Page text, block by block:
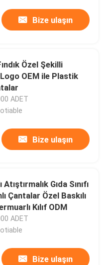
Bize ulaşın
Özel Şekilli
OEM ile Plastik
ADET
Bize ulaşın
Gıda Sınıfı
Çantalar Özel Baskılı
Kılıf ODM
ADET
Bize ulaşın